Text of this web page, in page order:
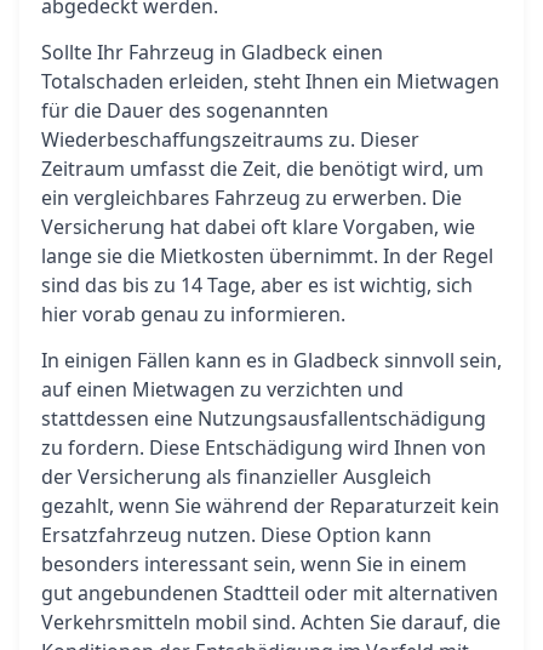
abgedeckt werden.
Sollte Ihr Fahrzeug in Gladbeck einen
Totalschaden erleiden, steht Ihnen ein Mietwagen
für die Dauer des sogenannten
Wiederbeschaffungszeitraums zu. Dieser
Zeitraum umfasst die Zeit, die benötigt wird, um
ein vergleichbares Fahrzeug zu erwerben. Die
Versicherung hat dabei oft klare Vorgaben, wie
lange sie die Mietkosten übernimmt. In der Regel
sind das bis zu 14 Tage, aber es ist wichtig, sich
hier vorab genau zu informieren.
In einigen Fällen kann es in Gladbeck sinnvoll sein,
auf einen Mietwagen zu verzichten und
stattdessen eine Nutzungsausfallentschädigung
zu fordern. Diese Entschädigung wird Ihnen von
der Versicherung als finanzieller Ausgleich
gezahlt, wenn Sie während der Reparaturzeit kein
Ersatzfahrzeug nutzen. Diese Option kann
besonders interessant sein, wenn Sie in einem
gut angebundenen Stadtteil oder mit alternativen
Verkehrsmitteln mobil sind. Achten Sie darauf, die